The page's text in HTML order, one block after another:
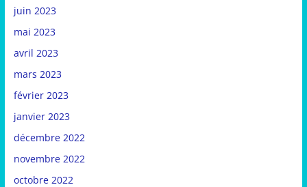
juin 2023
mai 2023
avril 2023
mars 2023
février 2023
janvier 2023
décembre 2022
novembre 2022
octobre 2022